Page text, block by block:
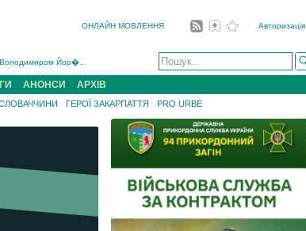
ОНЛАЙН МОВЛЕННЯ Авторизація
Володимиром Йор�...
який два роки �...
(ФОТО)[/gree...
(ФОТО)...
АНОНСИ АРХІВ
СЛОВАЧЧИНИ ГЕРОЇ ЗАКАРПАТТЯ PRO URBE